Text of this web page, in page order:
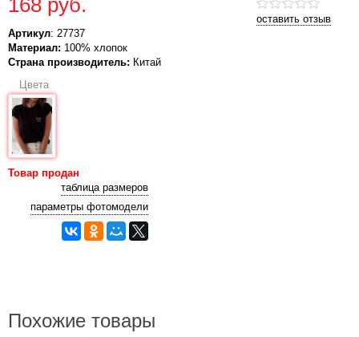
оставить отзыв
Артикул: 27737
Материал: 100% хлопок
Страна производитель: Китай
Цвета
Товар продан
таблица размеров
параметры фотомодели
Похожие товары